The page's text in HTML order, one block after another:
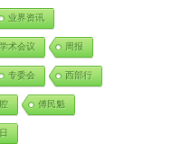
业界资讯
学术会议 周报
专委会 西部行
傅民魁